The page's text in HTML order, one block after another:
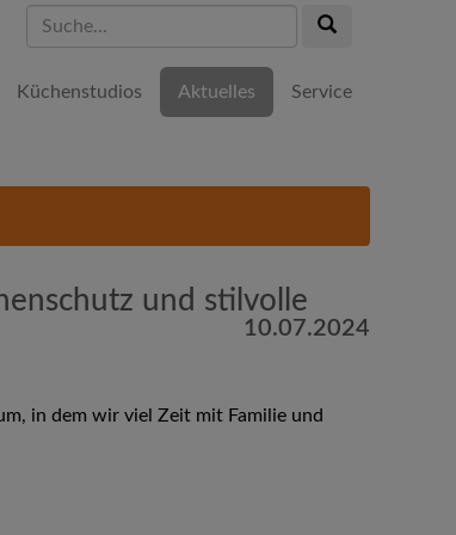
Suche...
Küchenstudios Aktuelles Service
und stilvolle
10.07.2024
in dem wir viel Zeit mit Familie und